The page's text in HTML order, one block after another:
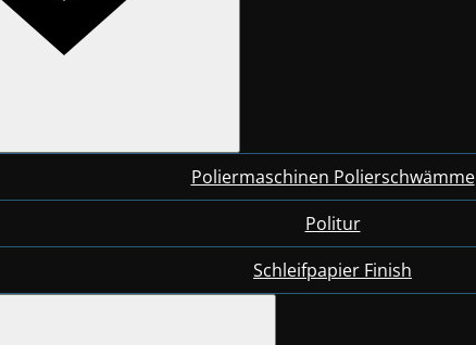
Poliermaschinen Polierschwämme
Politur
Schleifpapier Finish